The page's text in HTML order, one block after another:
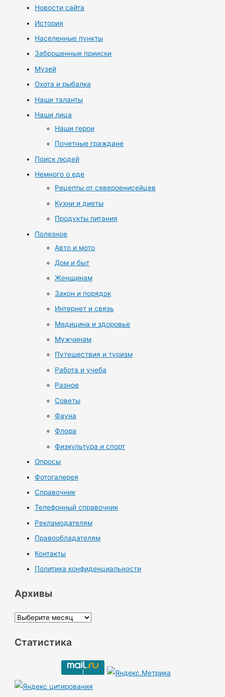
Новости сайта
История
Населенные пункты
Заброшенные прииски
Музей
Охота и рыбалка
Наши таланты
Наши лица
Наши герои
Почетные граждане
Поиск людей
Немного о еде
Рецепты от североенисейцев
Кухни и диеты
Продукты питания
Полезное
Авто и мото
Дом и быт
Женщинам
Закон и порядок
Интернет и связь
Медицина и здоровье
Мужчинам
Путешествия и туризм
Работа и учеба
Разное
Советы
Фауна
Флора
Физкультура и спорт
Опросы
Фотогалерея
Справочник
Телефонный справочник
Рекламодателям
Правообладателям
Контакты
Политика конфиденциальности
Архивы
А
х
ы
Статистика